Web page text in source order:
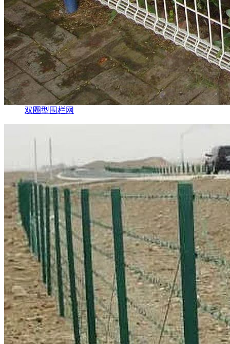
双圈型围栏网